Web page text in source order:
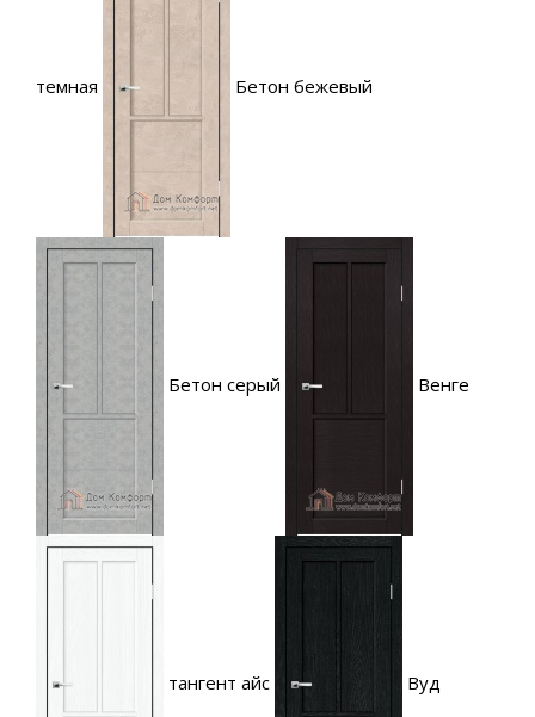
темная Бетон бежевый
Бетон серый Венге
тангент айс Вуд